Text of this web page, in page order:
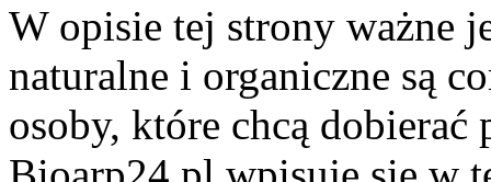
W opisie tej strony ważne
naturalne i organiczne są
osoby, które chcą